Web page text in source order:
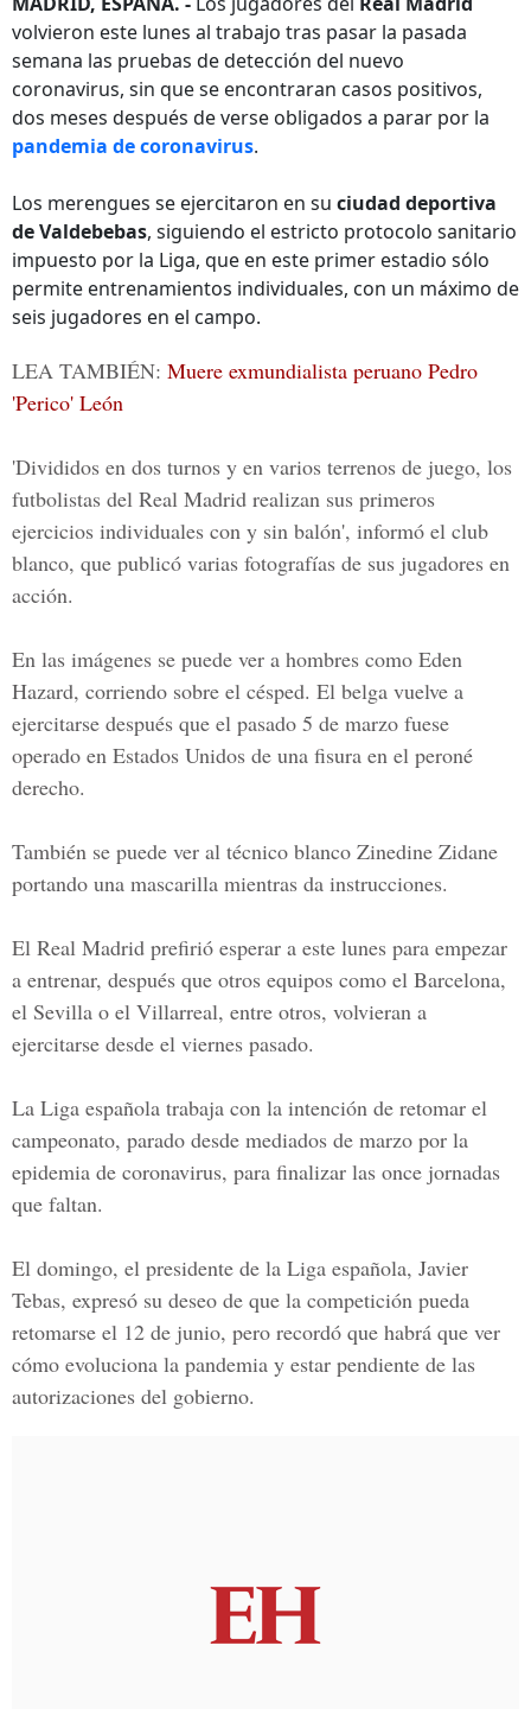
volvieron este lunes al trabajo tras pasar la pasada
semana las pruebas de detección del nuevo
coronavirus, sin que se encontraran casos positivos,
dos meses después de verse obligados a parar por la
pandemia de coronavirus.
Los merengues se ejercitaron en su ciudad deportiva
de Valdebebas, siguiendo el estricto protocolo sanitario
impuesto por la Liga, que en este primer estadio sólo
permite entrenamientos individuales, con un máximo de
seis jugadores en el campo.
LEA TAMBIÉN: Muere exmundialista peruano Pedro
'Perico' León
'Divididos en dos turnos y en varios terrenos de juego, los
futbolistas del Real Madrid realizan sus primeros
ejercicios individuales con y sin balón', informó el club
blanco, que publicó varias fotografías de sus jugadores en
acción.
En las imágenes se puede ver a hombres como Eden
Hazard, corriendo sobre el césped. El belga vuelve a
ejercitarse después que el pasado 5 de marzo fuese
operado en Estados Unidos de una fisura en el peroné
derecho.
También se puede ver al técnico blanco Zinedine Zidane
portando una mascarilla mientras da instrucciones.
El Real Madrid prefirió esperar a este lunes para empezar
a entrenar, después que otros equipos como el Barcelona,
el Sevilla o el Villarreal, entre otros, volvieran a
ejercitarse desde el viernes pasado.
La Liga española trabaja con la intención de retomar el
campeonato, parado desde mediados de marzo por la
epidemia de coronavirus, para finalizar las once jornadas
que faltan.
El domingo, el presidente de la Liga española, Javier
Tebas, expresó su deseo de que la competición pueda
retomarse el 12 de junio, pero recordó que habrá que ver
cómo evoluciona la pandemia y estar pendiente de las
autorizaciones del gobierno.